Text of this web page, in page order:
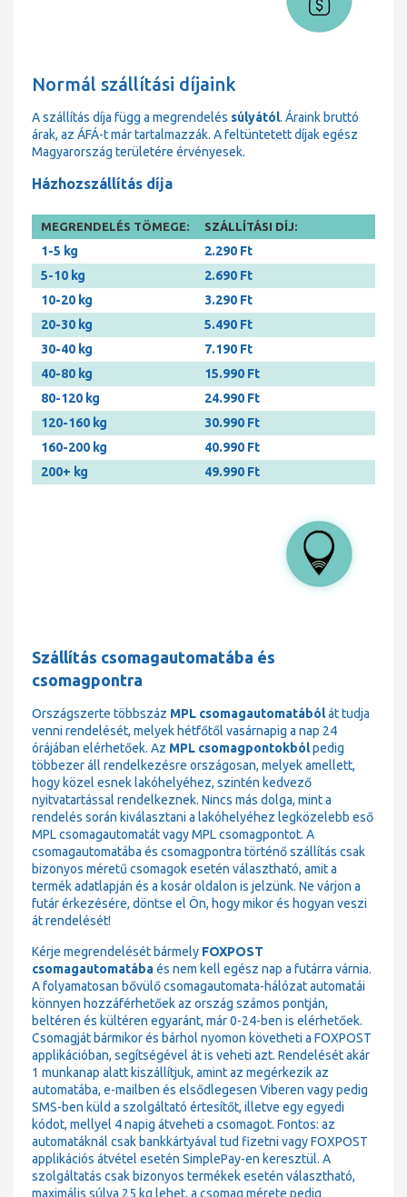
Normál szállítási díjaink
A szállítás díja függ a megrendelés súlyától. Áraink bruttó
árak, az ÁFÁ-t már tartalmazzák. A feltüntetett díjak egész
Magyarország területére érvényesek.
Házhozszállítás díja
MEGRENDELÉS TÖMEGE: SZÁLLÍTÁSI DÍJ:
1-5 kg
2.290 Ft
5-10 kg
2.690 Ft
10-20 kg
3.290 Ft
20-30 kg
5.490 Ft
30-40 kg
7.190 Ft
40-80 kg
15.990 Ft
80-120 kg
24.990 Ft
120-160 kg
30.990 Ft
160-200 kg
40.990 Ft
200+ kg
49.990 Ft
Szállítás csomagautomatába és
csomagpontra
Országszerte többszáz MPL csomagautomatábólát tudja
venni rendelését, melyek hétfőtől vasárnapig a nap 24
órájában elérhetőek. Az MPL csomagpontokbólpedig
többezer áll rendelkezésre országosan, melyek amellett,
hogy közel esnek lakóhelyéhez, szintén kedvező
nyitvatartással rendelkeznek. Nincs más dolga, mint a
rendelés során kiválasztani a lakóhelyéhez legközelebb eső
MPL csomagautomatát vagy MPL csomagpontot. A
csomagautomatába és csomagpontra történő szállítás csak
bizonyos méretű csomagok esetén választható, amit a
termék adatlapján és a kosár oldalon is jelzünk. Ne várjon a
futár érkezésére, döntse el Ön, hogy mikor és hogyan veszi
át rendelését!
Kérje megrendelését bármely FOXPOST
csomagautomatábaés nem kell egész nap a futárra várnia.
A folyamatosan bővülő csomagautomata-hálózat automatái
könnyen hozzáférhetőek az ország számos pontján,
beltéren és kültéren egyaránt, már 0-24-ben is elérhetőek.
Csomagját bármikor és bárhol nyomon követheti a FOXPOST
applikációban, segítségével át is veheti azt. Rendelését akár
1 munkanap alatt kiszállítjuk, amint az megérkezik az
automatába, e-mailben és elsődlegesen Viberen vagy pedig
SMS-ben küld a szolgáltató értesítőt, illetve egy egyedi
kódot, mellyel 4 napig átveheti a csomagot. Fontos: az
automatáknál csak bankkártyával tud fizetni vagy FOXPOST
applikációs átvétel esetén SimplePay-en keresztül. A
szolgáltatás csak bizonyos termékek esetén választható,
maximális súlya 25 kg lehet, a csomag mérete pedig